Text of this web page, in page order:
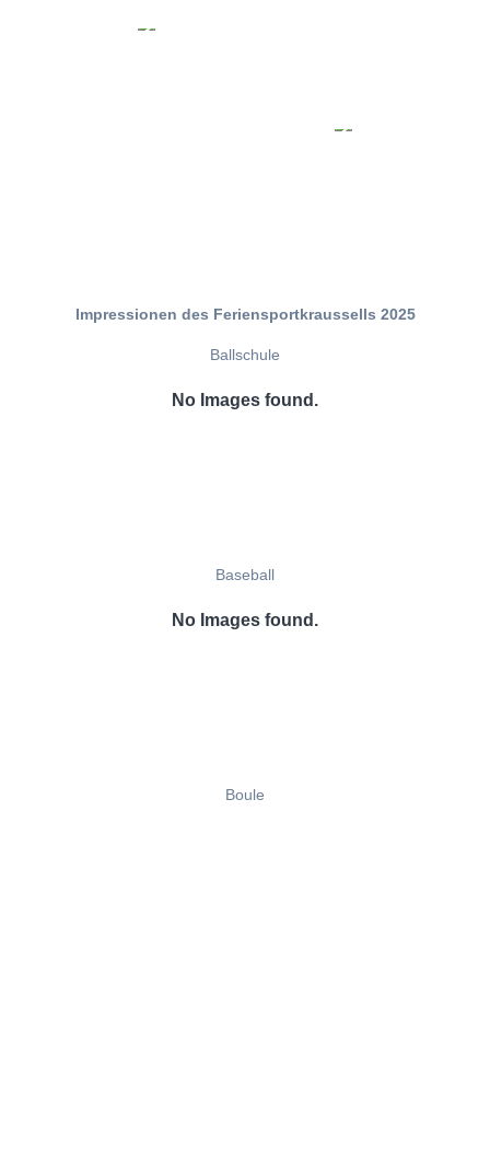
Impressionen des Feriensportkraussells 2025
Ballschule
No Images found.
Baseball
No Images found.
Boule